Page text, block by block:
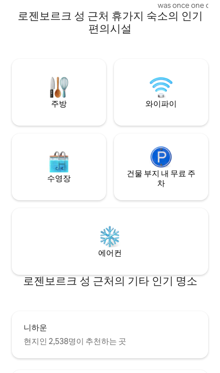
love the rare courtyard oasis, a peaceful
retreat hidden behind the bustling
streets. Just steps from Tivoli, City Hall
vintage and lux details throughout.
was once one of
old city. The
restored,
로젠보르크 성 근처 휴가지 숙소의 인기
편의시설
주방 와이파이
수영장
건물 부지 내 무료 주
차
에어컨
로젠보르크 성 근처의 기타 인기 명소
니하운
현지인 2,538명이 추천하는 곳